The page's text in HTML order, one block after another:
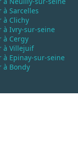
Sarcelles
Clichy
Ivry-sur-seine
Cergy
à Villejuif
Epinay-sur-seine
Bondy